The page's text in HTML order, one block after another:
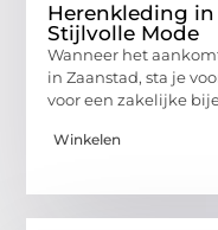
Herenkleding in
Stijlvolle Mode
Wanneer het
in Zaanstad, sta je
voor een zakelijke
Winkelen